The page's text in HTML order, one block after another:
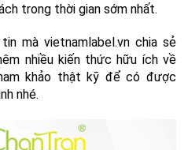
trong thời gian sớm nhất.
mà vietnamlabel.vn chia sẻ
nhiều kiến thức hữu ích về
khảo thật kỹ để có được
nhé.